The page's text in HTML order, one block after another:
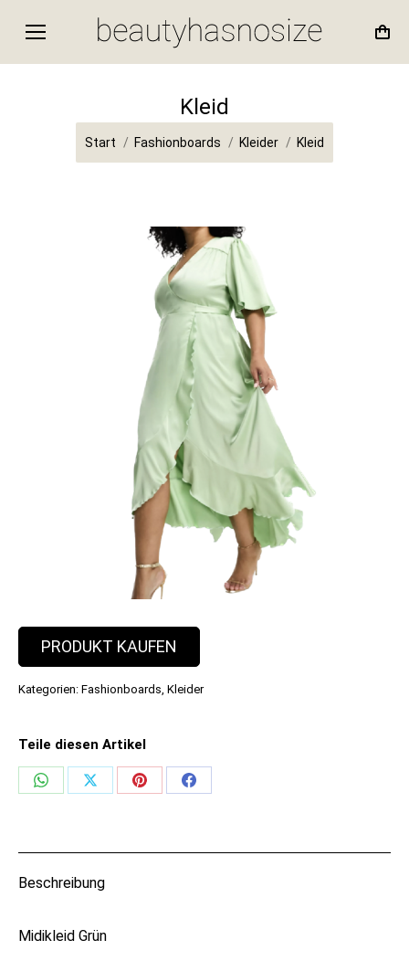
Kleid
Sie befinden sich hier:
Start Fashionboards Kleider Kleid
PRODUKT KAUFEN
Kategorien: Fashionboards, Kleider
Teile diesen Artikel
Share
Share
Share
Share
Beschreibung
Midikleid Grün